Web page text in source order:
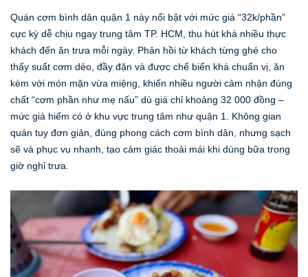
Quán cơm bình dân quận 1 này nổi bật với mức giá “32k/phần”
cực kỳ dễ chịu ngay trung tâm TP. HCM, thu hút khá nhiều thực
khách đến ăn trưa mỗi ngày. Phản hồi từ khách từng ghé cho
thấy suất cơm dẻo, đầy đặn và được chế biến khá chuẩn vị, ăn
kèm với món mặn vừa miệng, khiến nhiều người cảm nhận đúng
chất “cơm phần như mẹ nấu” dù giá chỉ khoảng 32 000 đồng –
mức giá hiếm có ở khu vực trung tâm như quận 1. Không gian
quán tuy đơn giản, đúng phong cách cơm bình dân, nhưng sạch
sẽ và phục vụ nhanh, tạo cảm giác thoải mái khi dùng bữa trong
giờ nghỉ trưa.